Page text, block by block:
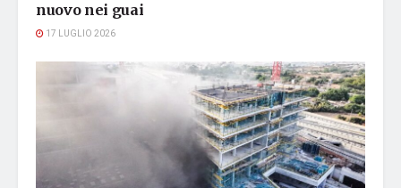
nuovo nei guai
17 LUGLIO 2026